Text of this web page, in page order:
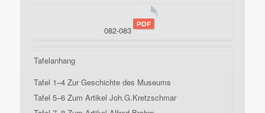
082-083
Tafelanhang
Tafel 1–4 Zur Geschichte des Museums
Tafel 5–6 Zum Artikel Joh.G.Kretzschmar